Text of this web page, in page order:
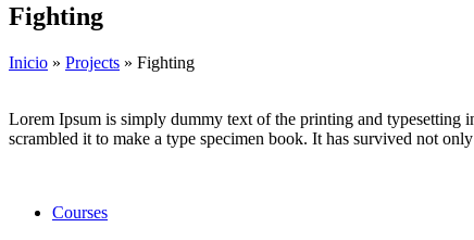
Fighting
Inicio » Projects » Fighting
Lorem Ipsum is simply dummy text of the printing and typesetting
scrambled it to make a type specimen book. It has survived not
Courses